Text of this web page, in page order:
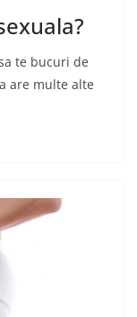
te bucuri de
are multe alte